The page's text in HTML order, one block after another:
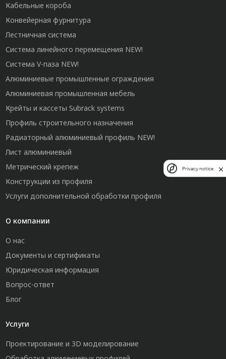
Кабельные короба
Конвейерная фурнитура
Лестничная система
Система линейного перемещения NEW!
Система V-паза NEW!
Алюминиевые промышленные ограждения
Алюминиевая промышленная мебель
Крейты и кассеты Subrack systems
Профиль строительного назначения
Радиаторный алюминиевый профиль NEW!
Лист алюминиевый
Метрический крепеж
Конструкции из профиля
Услуги дополнительной обработки профиля
О компании
О нас
Документы и сертификаты
Юридическая информация
Вопрос-ответ
Блог
Услуги
Проектирование и 3D моделирование
Privacy notice